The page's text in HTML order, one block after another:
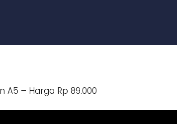
A5 – Harga Rp 89.000